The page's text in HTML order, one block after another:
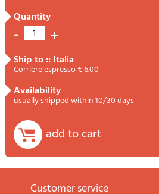
quantity
- 1 +
ship to :: Italia
Corriere espresso € 6.00
availability
usually shipped within 10/30 days
add to cart
Customer service